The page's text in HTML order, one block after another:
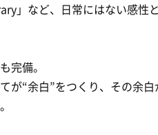
」など、日常にはない感性
完備。
が“余白”をつくり、その余